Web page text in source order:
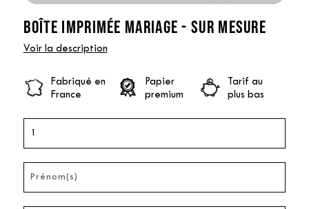
BOÎTE IMPRIMÉE MARIAGE - SUR MESURE
Voir la description
Fabriqué en
France
Papier
premium
Tarif au
plus bas